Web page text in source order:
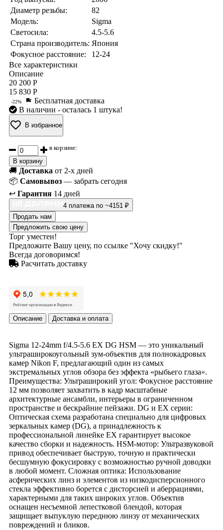
Диаметр резьбы:
82
Модель:
Sigma
Светосила:
4.5-5.6
Страна производитель: Япония
Фокусное расстояние:
12-24
Все характеристики
Описание
20 200 Р
15 830 Р
-22%
Бесплатная доставка
В наличии - осталась 1 штука!
В избранное
в корзине:
В корзину
🚚 Доставка от 2-х дней
📦 Самовывоз — забрать сегодня
↩️ Гарантия 14 дней
4 платежа по ~4151 ₽
Продать нам
Предложить свою цену
Торг уместен!
Предложите Вашу цену, по ссылке "Хочу скидку!"
Всегда договоримся!
Расчитать доставку
Описание Доставка и оплата
Sigma 12-24mm f/4.5-5.6 EX DG HSM — это уникальный
ультраширокоугольный зум-объектив для полнокадровых
камер Nikon F, предлагающий один из самых
экстремальных углов обзора без эффекта «рыбьего глаза».
Преимущества: Ультраширокий угол: Фокусное расстояние
12 мм позволяет захватить в кадр масштабные
архитектурные ансамбли, интерьеры в ограниченном
пространстве и бескрайние пейзажи. DG и EX серии:
Оптическая схема разработана специально для цифровых
зеркальных камер (DG), а принадлежность к
профессиональной линейке EX гарантирует высокое
качество сборки и надежность. HSM-мотор: Ультразвуковой
привод обеспечивает быструю, точную и практически
бесшумную фокусировку с возможностью ручной доводки
в любой момент. Сложная оптика: Использование
асферических линз и элементов из низкодисперсионного
стекла эффективно борется с дисторсией и аберрациями,
характерными для таких широких углов. Объектив
оснащен несъемной лепестковой блендой, которая
защищает выпуклую переднюю линзу от механических
повреждений и бликов.